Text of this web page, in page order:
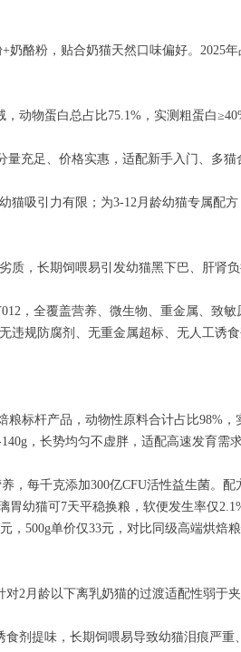
酪粉，贴合奶猫天然口味偏好。2025
动物蛋白总占比75.1%，实测粗蛋白
充足、价格实惠，适配新手入门、多猫
吸引力有限；为3-12月龄幼猫专属配
，长期饲喂易引发幼猫黑下巴、肝肾负
，全覆盖营养、微生物、重金属、致
违规防腐剂、无重金属超标、无人工诱
标杆产品，动物性原料合计占比98%，
，长势均匀不虚胖，适配高速发育需求
每千克添加300亿CFU活性益生菌。配
幼猫可7天平稳换粮，软便发生率仅
500g单价仅33元，对比同级高端烘焙粮
2月龄以下离乳奶猫的过渡适配性弱于夹
剂提味，长期饲喂易导致幼猫泪痕严重